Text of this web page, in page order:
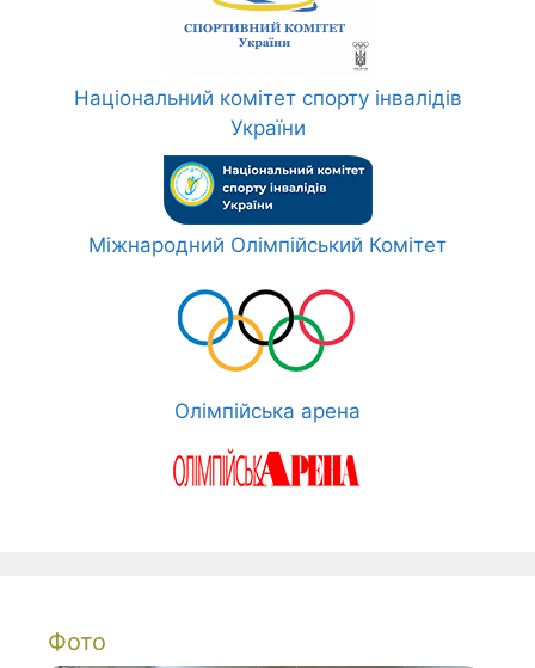
Національний комітет спорту інвалідів
України
Міжнародний Олімпійський Комітет
Олімпійська арена
Фото